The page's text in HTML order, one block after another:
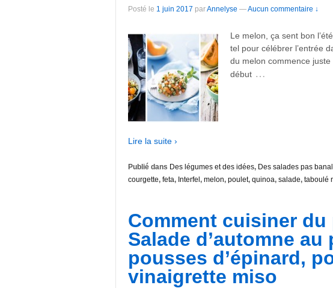
Posté le 1 juin 2017 parAnnelyse —Aucun commentaire ↓
Le melon, ça sent bon
tel pour célébrer l’entrée
du melon commence
début …
Lire la suite ›
Publié dans Des légumes et des idées, Des salades pas
courgette, feta, Interfel , melon, poulet, quinoa, salade, taboulé
Comment cuisiner
Salade d’automne
pousses d’épinard,
vinaigrette miso